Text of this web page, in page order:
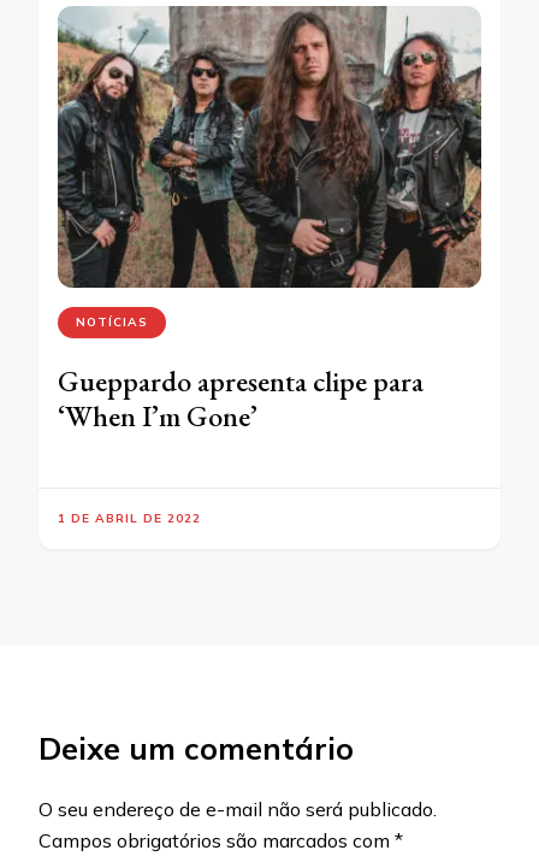
NOTÍCIAS
Gueppardo apresenta clipe para
‘When I’m Gone’
1 DE ABRIL DE 2022
Deixe um comentário
O seu endereço de e-mail não será publicado.
Campos obrigatórios são marcados com *